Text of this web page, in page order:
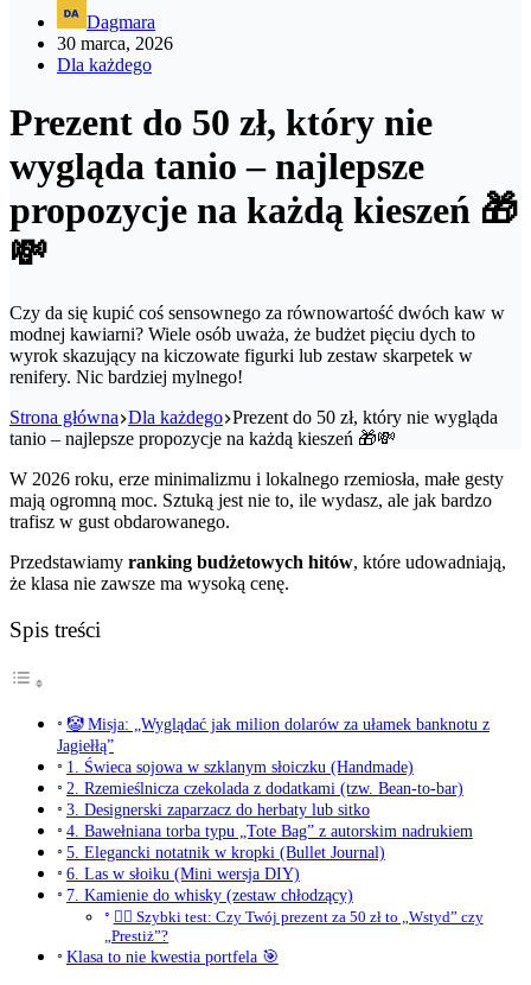
Dagmara
30 marca, 2026
Dla każdego
Prezent do 50 zł, który nie
wygląda tanio – najlepsze
propozycje na każdą kieszeń 🎁
💸
Czy da się kupić coś sensownego za równowartość dwóch kaw w
modnej kawiarni? Wiele osób uważa, że budżet pięciu dych to
wyrok skazujący na kiczowate figurki lub zestaw skarpetek w
renifery. Nic bardziej mylnego!
Strona główna Dla każdego Prezent do 50 zł, który nie wygląda
tanio – najlepsze propozycje na każdą kieszeń 🎁💸
W 2026 roku, erze minimalizmu i lokalnego rzemiosła, małe gesty
mają ogromną moc. Sztuką jest nie to, ile wydasz, ale jak bardzo
trafisz w gust obdarowanego.
Przedstawiamy ranking budżetowych hitów, które udowadniają,
że klasa nie zawsze ma wysoką cenę.
Spis treści
🤡 Misja: „Wyglądać jak milion dolarów za ułamek banknotu z
Jagiełłą”
1. Świeca sojowa w szklanym słoiczku (Handmade)
2. Rzemieślnicza czekolada z dodatkami (tzw. Bean-to-bar)
3. Designerski zaparzacz do herbaty lub sitko
4. Bawełniana torba typu „Tote Bag” z autorskim nadrukiem
5. Elegancki notatnik w kropki (Bullet Journal)
6. Las w słoiku (Mini wersja DIY)
7. Kamienie do whisky (zestaw chłodzący)
🕵️‍♂️ Szybki test: Czy Twój prezent za 50 zł to „Wstyd” czy
„Prestiż”?
Klasa to nie kwestia portfela 🎯